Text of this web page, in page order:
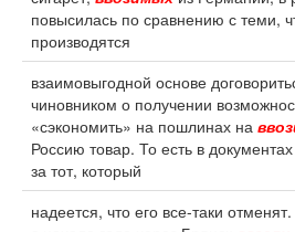
повысилась по сравнению с теми,
производятся
взаимовыгодной основе
чиновником о получении
«сэкономить» на пошлинах на
Россию товар. То есть в
за тот, который
надеется, что его все-таки